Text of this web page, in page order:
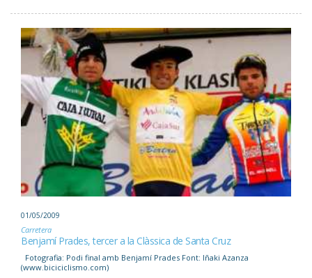
01/05/2009
Carretera
Benjamí Prades, tercer a la Clàssica de Santa Cruz
Fotografia: Podi final amb Benjamí Prades Font: Iñaki Azanza
(www.biciciclismo.com)